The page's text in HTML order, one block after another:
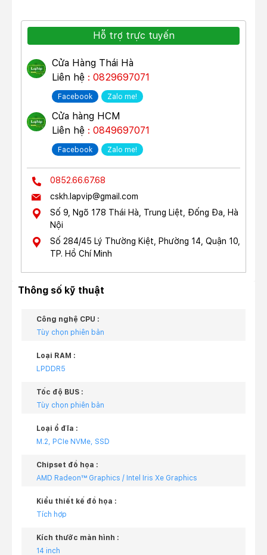
Hỗ trợ trực tuyến
Cửa Hàng Thái Hà
Liên hệ : 0829697071
Facebook Zalo me!
Cửa hàng HCM
Liên hệ : 0849697071
Facebook Zalo me!
0852.66.67.68
cskh.lapvip@gmail.com
Số 9, Ngõ 178 Thái Hà, Trung Liệt, Đống Đa, Hà
Nội
Số 284/45 Lý Thường Kiệt, Phường 14, Quận 10,
TP. Hồ Chí Minh
Thông số kỹ thuật
Công nghệ CPU :
Tùy chọn phiên bản
Loại RAM :
LPDDR5
Tốc độ BUS :
Tùy chọn phiên bản
Loại ổ đĩa :
M.2, PCIe NVMe, SSD
Chipset đồ họa :
AMD Radeon™ Graphics / Intel Iris Xe Graphics
Kiểu thiết kế đồ họa :
Tích hợp
Kích thước màn hình :
14 inch